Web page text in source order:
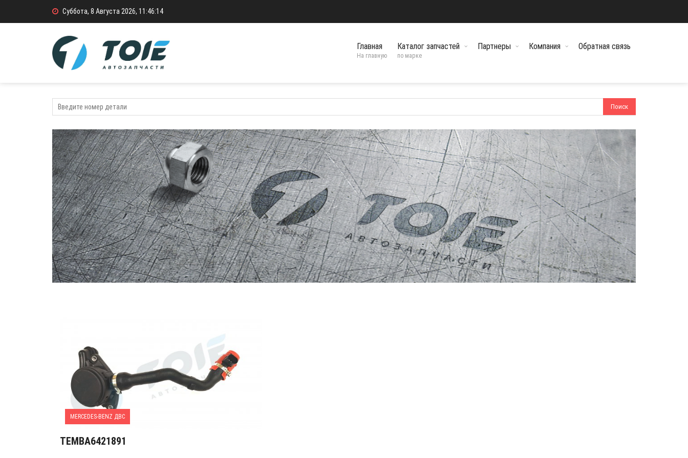
Суббота, 8 Августа 2026, 11:46:15
Главная
На главную
Каталог запчастей
по марке
Партнеры Компания Обратная связь
MERCEDES-BENZ ДВС
TEMBA6421891